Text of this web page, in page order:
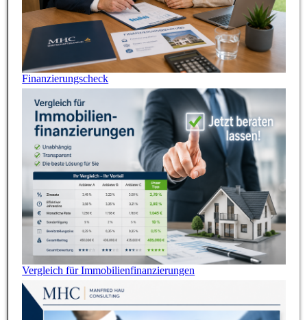
Finanzierungscheck
Vergleich für Immobilienfinanzierungen